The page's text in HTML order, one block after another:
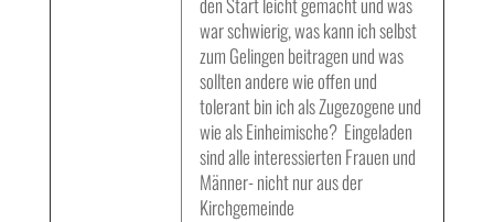
war schwierig, was kann ich selbst
zum Gelingen beitragen und was
sollten andere wie offen und
tolerant bin ich als Zugezogene und
wie als Einheimische? Eingeladen
sind alle interessierten Frauen und
Männer- nicht nur aus der
Kirchgemeinde